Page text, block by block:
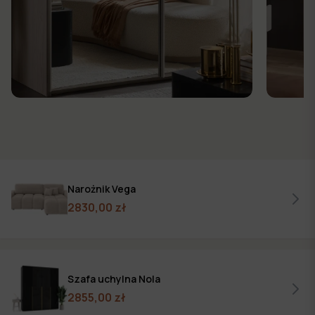
Narożnik Vega
2830,00 zł
Szafa uchylna Nola
2855,00 zł